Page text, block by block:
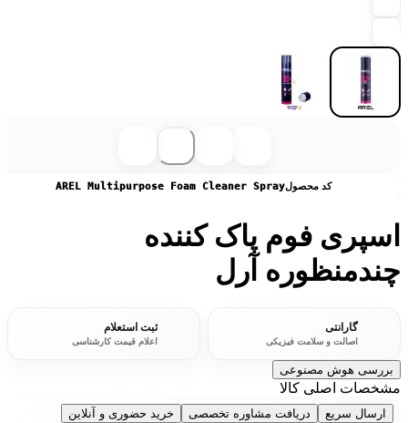
کد محصولAREL Multipurpose Foam Cleaner Spray
اسپری فوم پاک کننده
چندمنظوره آرل
گارانتی
اصالت و سلامت فیزیکی
ثبت استعلام
اعلام قیمت کارشناسی
بررسی هوش مصنوعی
مشخصات اصلی کالا
ارسال سریع دریافت مشاوره تخصصی
خرید حضوری و آنلاین